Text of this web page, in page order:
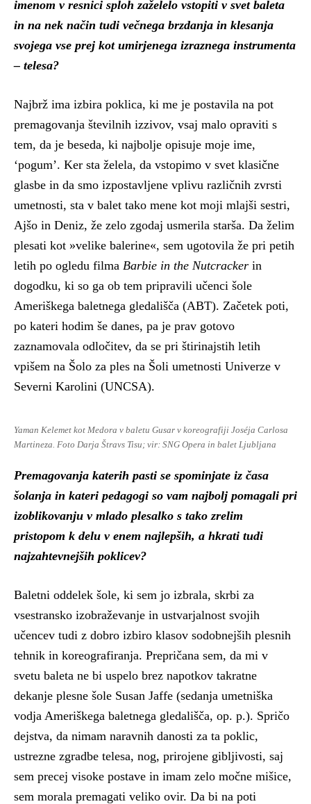
imenom v resnici sploh zaželelo vstopiti v svet baleta
in na nek način tudi večnega brzdanja in klesanja
svojega vse prej kot umirjenega izraznega instrumenta
– telesa?
Najbrž ima izbira poklica, ki me je postavila na pot
premagovanja številnih izzivov, vsaj malo opraviti s
tem, da je beseda, ki najbolje opisuje moje ime,
‘pogum’. Ker sta želela, da vstopimo v svet klasične
glasbe in da smo izpostavljene vplivu različnih zvrsti
umetnosti, sta v balet tako mene kot moji mlajši sestri,
Ajšo in Deniz, že zelo zgodaj usmerila starša. Da želim
plesati kot »velike balerine«, sem ugotovila že pri petih
letih po ogledu filma Barbie in the Nutcracker in
dogodku, ki so ga ob tem pripravili učenci šole
Ameriškega baletnega gledališča (ABT). Začetek poti,
po kateri hodim še danes, pa je prav gotovo
zaznamovala odločitev, da se pri štirinajstih letih
vpišem na Šolo za ples na Šoli umetnosti Univerze v
Severni Karolini (UNCSA).
Yaman Kelemet kot Medora v baletu Gusar v koreografiji Joséja Carlosa
Martineza. Foto Darja Štravs Tisu; vir: SNG Opera in balet Ljubljana
Premagovanja katerih pasti se spominjate iz časa
šolanja in kateri pedagogi so vam najbolj pomagali pri
izoblikovanju v mlado plesalko s tako zrelim
pristopom k delu v enem najlepših, a hkrati tudi
najzahtevnejših poklicev?
Baletni oddelek šole, ki sem jo izbrala, skrbi za
vsestransko izobraževanje in ustvarjalnost svojih
učencev tudi z dobro izbiro klasov sodobnejših plesnih
tehnik in koreografiranja. Prepričana sem, da mi v
svetu baleta ne bi uspelo brez napotkov takratne
dekanje plesne šole Susan Jaffe (sedanja umetniška
vodja Ameriškega baletnega gledališča, op. p.). Spričo
dejstva, da nimam naravnih danosti za ta poklic,
ustrezne zgradbe telesa, nog, prirojene gibljivosti, saj
sem precej visoke postave in imam zelo močne mišice,
sem morala premagati veliko ovir. Da bi na poti